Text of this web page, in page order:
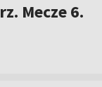
Mecze 6.